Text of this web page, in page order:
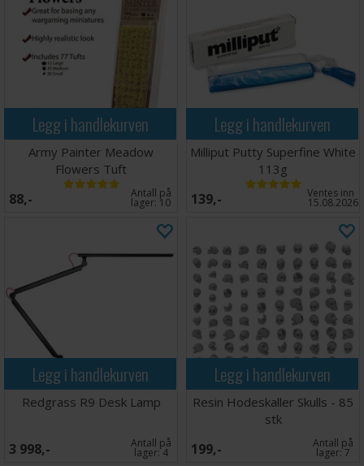
Legg i handlekurven
Army Painter Meadow
Flowers Tuft
88,- Antall på
lager: 10
Legg i handlekurven
Milliput Putty Superfine White
113g
139,- Ventes inn
15.08.2026
Legg i handlekurven
Redgrass R9 Desk Lamp
3 998,- Antall på
lager:4
Legg i handlekurven
Resin Hodeskaller Skulls - 85
stk
199,- Antall på
lager:7